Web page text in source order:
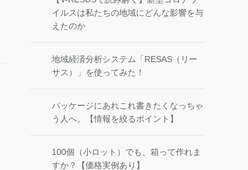
イルスは私たちの地域にどんな影響を与
えたのか
地域経済分析システム「RESAS（リー
サス）」を使ってみた！
パッケージにあれこれ書きたくなっちゃ
う人へ。【情報を絞るポイント】
100個（小ロット）でも、箱って作れま
すか？【価格実例あり】